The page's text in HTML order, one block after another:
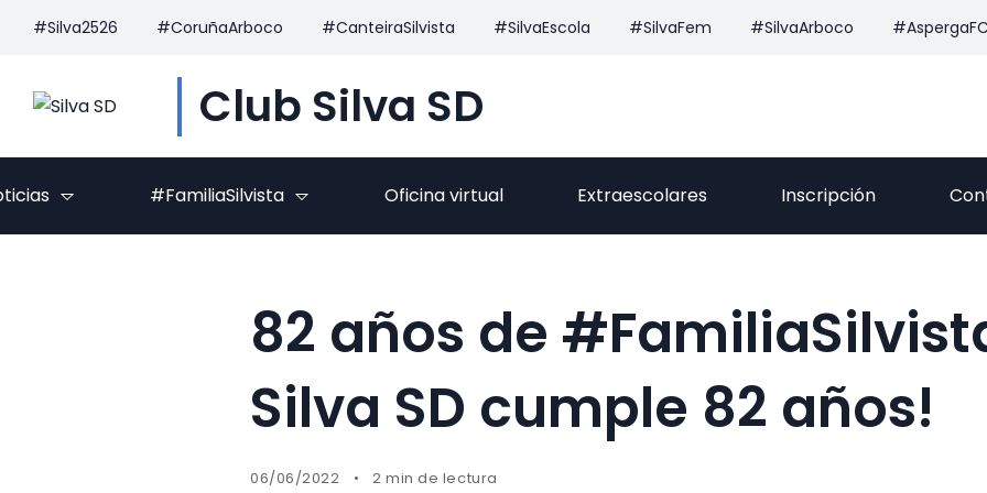
#Silva2526 #CoruñaArboco #CanteiraSilvista #SilvaEscola #SilvaFem #SilvaArboco #AspergaFC
Club Silva SD
#FamiliaSilvista Oficina virtual Extraescolares Inscripción
82 años de
Silva SD cumple 82 años!
06/06/2022 2 min de lectura